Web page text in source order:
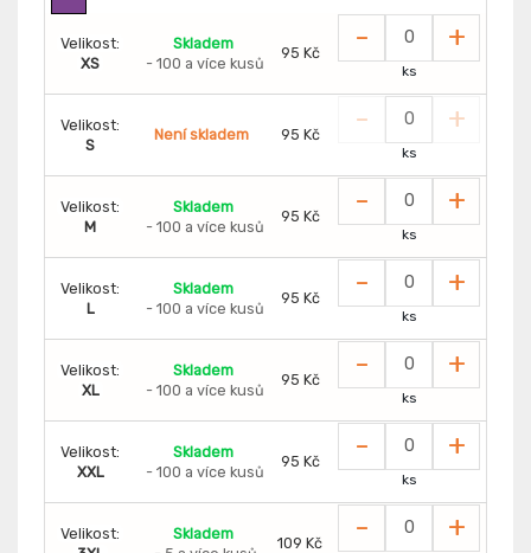
Velikost:
XS
Skladem
- 100 a více kusů
95 Kč - +
ks
Velikost:
S
Není skladem 95 Kč - +
ks
Velikost:
M
Skladem
- 100 a více kusů
95 Kč - +
ks
Velikost:
L
Skladem
- 100 a více kusů
95 Kč - +
ks
Velikost:
XL
Skladem
- 100 a více kusů
95 Kč - +
ks
Velikost:
XXL
Skladem
- 100 a více kusů
95 Kč - +
ks
Velikost:
Skladem
109 Kč - +